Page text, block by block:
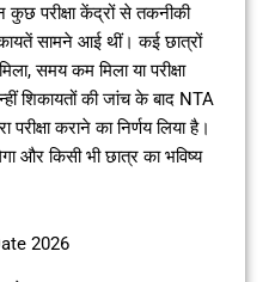
कुछ परीक्षा केंद्रों से तकनीकी
सामने आई थीं। कई छात्रों
समय कम मिला या परीक्षा
शिकायतों की जांच के बाद NTA
परीक्षा कराने का निर्णय लिया है।
और किसी भी छात्र का भविष्य
2026